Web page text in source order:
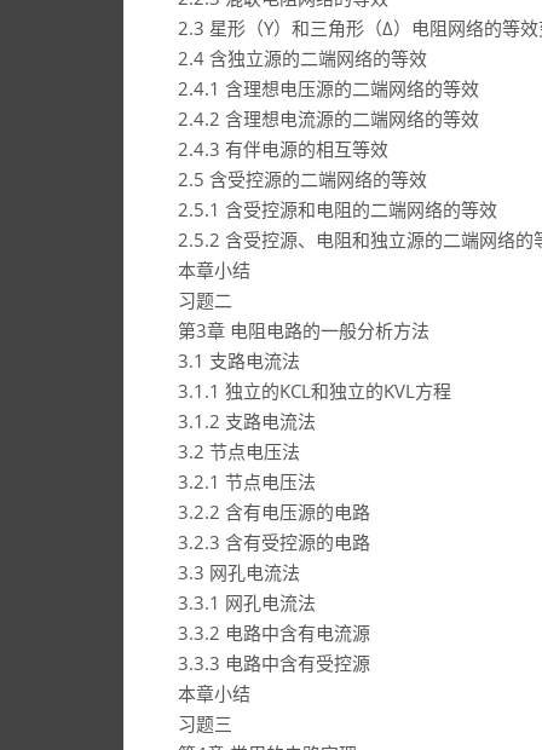
2.3 星形（Y）和三角形（Δ）电阻网络的等
2.4 含独立源的二端网络的等效
2.4.1 含理想电压源的二端网络的等效
2.4.2 含理想电流源的二端网络的等效
2.4.3 有伴电源的相互等效
2.5 含受控源的二端网络的等效
2.5.1 含受控源和电阻的二端网络的等效
2.5.2 含受控源、电阻和独立源的二端网络的
本章小结
习题二
第3章 电阻电路的一般分析方法
3.1 支路电流法
3.1.1 独立的KCL和独立的KVL方程
3.1.2 支路电流法
3.2 节点电压法
3.2.1 节点电压法
3.2.2 含有电压源的电路
3.2.3 含有受控源的电路
3.3 网孔电流法
3.3.1 网孔电流法
3.3.2 电路中含有电流源
3.3.3 电路中含有受控源
本章小结
习题三